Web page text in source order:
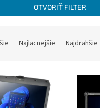
OTVORIŤ FILTER
Najlacnejšie Najdrahšie